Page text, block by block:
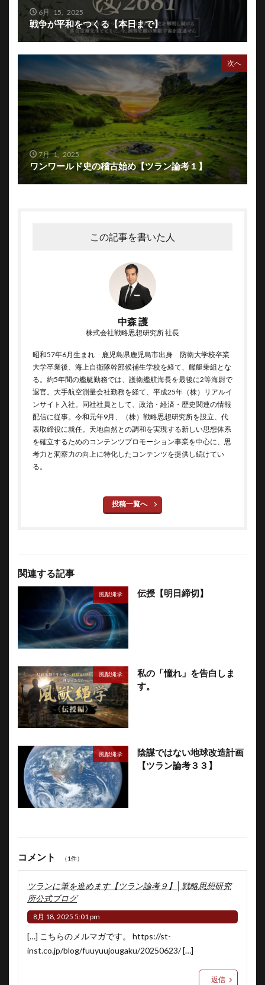
6月 15, 2025
戦争が平和をつくる【本日まで】
次へ
7月 1, 2025
ワンワールド史の稽古始め【ツラン論考１】
この記事を書いた人
中森 護
株式会社戦略思想研究所 社長
昭和57年6月生まれ 鹿児島県鹿児島市出身 防衛大学校卒業
大学卒業後、海上自衛隊幹部候補生学校を経て、艦艇乗組とな
る。約5年間の艦艇勤務では、護衛艦航海長を最後に2等海尉で
退官。大手航空測量会社勤務を経て、平成25年（株）リアルイ
ンサイト入社。同社社員として、政治・経済・歴史関連の情報
配信に従事。令和元年9月、（株）戦略思想研究所を設立、代
表取締役に就任。天地自然との調和を実現する新しい思想体系
を確立するためのコンテンツプロモーション事業を中心に、思
考力と洞察力の向上に特化したコンテンツを提供し続けてい
る。
投稿一覧へ
関連する記事
風猷縄学 伝授【明日締切】
風猷縄学
私の「憧れ」を告白しま
す。
風猷縄学
陰謀ではない地球改造計画
【ツラン論考３３】
コメント （1件）
ツランに筆を進めます【ツラン論考９】│戦略思想研究
所公式ブログ
8月 18, 2025 5:01 pm
[…] こちらのメルマガです。 https://st-
inst.co.jp/blog/fuuyuujougaku/20250623/[…]
返信